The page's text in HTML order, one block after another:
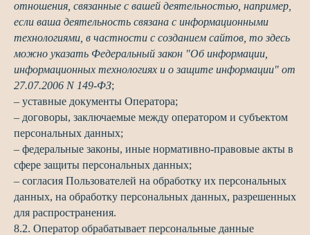
отношения, связанные с вашей деятельностью, например,
если ваша деятельность связана с информационными
технологиями, в частности с созданием сайтов, то здесь
можно указать Федеральный закон "Об информации,
информационных технологиях и о защите информации" от
27.07.2006 N 149-ФЗ;
– уставные документы Оператора;
– договоры, заключаемые между оператором и субъектом
персональных данных;
– федеральные законы, иные нормативно-правовые акты в
сфере защиты персональных данных;
– согласия Пользователей на обработку их персональных
данных, на обработку персональных данных, разрешенных
для распространения.
8.2. Оператор обрабатывает персональные данные